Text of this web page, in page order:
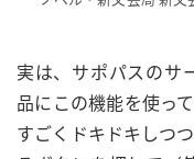
実は、サポパスのサ
品にこの機能を使っ
すごくドキドキしつ